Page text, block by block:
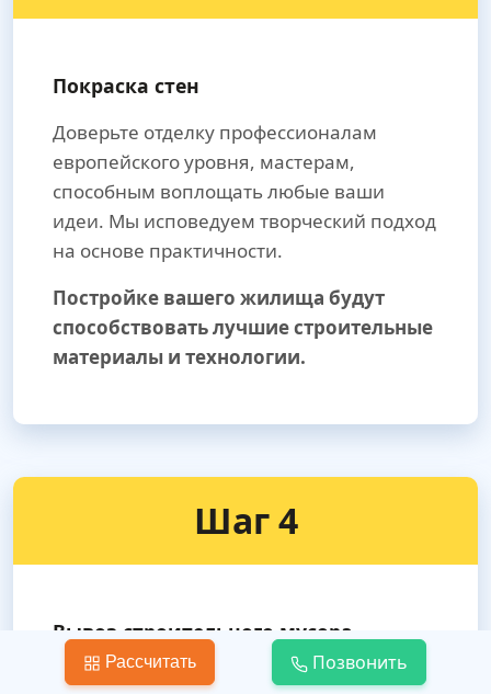
Покраска стен
Доверьте отделку профессионалам
европейского уровня, мастерам,
способным воплощать любые ваши
идеи. Мы исповедуем творческий подход
на основе практичности.
Постройке вашего жилища будут
способствовать лучшие строительные
материалы и технологии.
Шаг 4
Вывоз строительного мусора
и уборка территории
Рассчитать Позвонить